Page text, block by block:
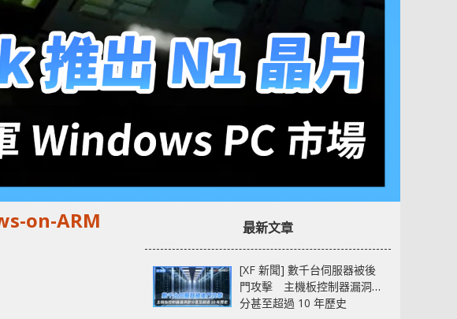
on-ARM
最新文章
[XF 新聞] 數千台伺服器被後
門攻擊 主機板控制器漏洞部
分甚至超過 10 年歷史